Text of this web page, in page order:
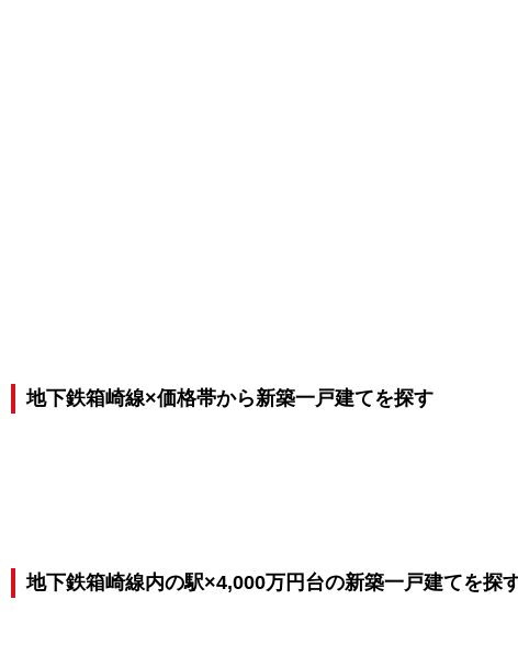
地下鉄箱崎線×価格帯から新築一戸建てを探す
地下鉄箱崎線内の駅×4,000万円台の新築一戸建てを探